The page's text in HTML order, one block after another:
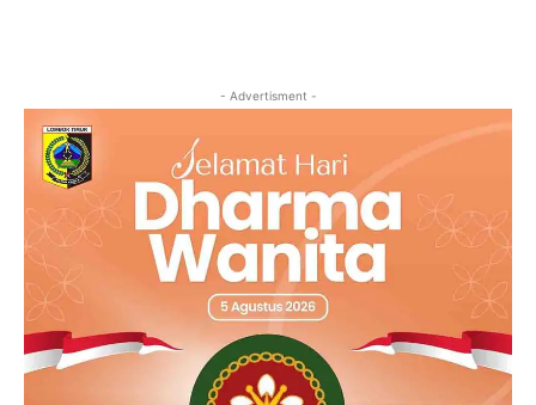
- Advertisment -